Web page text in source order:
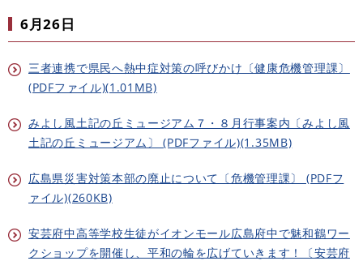
6月26日
三者連携で県民へ熱中症対策の呼びかけ〔健康危機管理課〕
(PDFファイル)(1.01MB)
みよし風土記の丘ミュージアム７・８月行事案内〔みよし風
土記の丘ミュージアム〕 (PDFファイル)(1.35MB)
広島県災害対策本部の廃止について〔危機管理課〕 (PDFフ
ァイル)(260KB)
安芸府中高等学校生徒がイオンモール広島府中で魅和鶴ワー
クショップを開催し、平和の輪を広げていきます！〔安芸府